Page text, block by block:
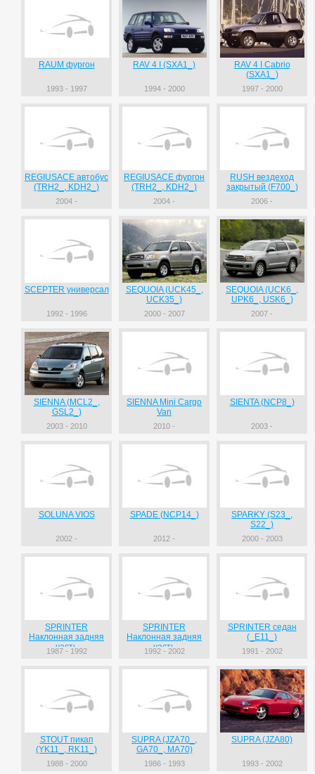
RAUM фургон
1993 - 1997
RAV 4 I (SXA1_)
1994 - 2000
RAV 4 I Cabrio
(SXA1_)
1997 - 2000
REGIUSACE автобус
(TRH2_, KDH2_)
2004 -
REGIUSACE фургон
(TRH2_, KDH2_)
2004 -
RUSH вездеход
закрытый (F700_)
2006 -
SCEPTER универсал
1992 - 1996
SEQUOIA (UCK45_,
UCK35_)
2000 - 2007
SEQUOIA (UCK6_,
UPK6_, USK6_)
2007 -
SIENNA (MCL2_,
GSL2_)
2003 - 2010
SIENNA Mini Cargo
Van
2010 -
SIENTA (NCP8_)
2003 -
SOLUNA VIOS
2002 -
SPADE (NCP14_)
2012 -
SPARKY (S23_,
S22_)
2000 - 2003
SPRINTER
Наклонная задняя
часть
1987 - 1992
SPRINTER
Наклонная задняя
часть
1992 - 2002
SPRINTER седан
(_E11_)
1991 - 2002
STOUT пикап
(YK11_, RK11_)
1988 - 2000
SUPRA (JZA70_,
GA70_, MA70)
1986 - 1993
SUPRA (JZA80)
1993 - 2002